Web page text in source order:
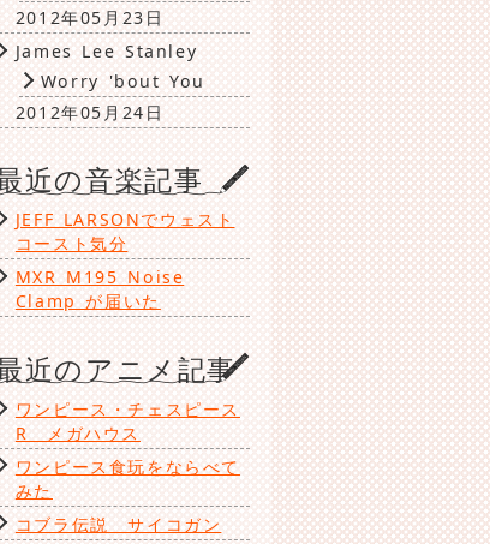
2012年05月23日
James Lee Stanley
Worry 'bout You
2012年05月24日
近の音楽記事
JEFF LARSONでウェスト
コースト気分
MXR M195 Noise
Clamp が届いた
近のアニメ記事
ワンピース・チェスピース
R メガハウス
ワンピース食玩をならべて
みた
コブラ伝説 サイコガン